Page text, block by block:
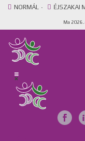
NORMÁL ÉJSZAKAI
Ma 2026.